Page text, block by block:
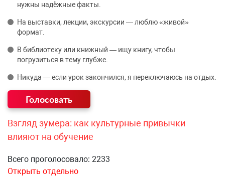
нужны надёжные факты.
На выставки, лекции, экскурсии — люблю «живой»
формат.
В библиотеку или книжный — ищу книгу, чтобы
погрузиться в тему глубже.
Никуда — если урок закончился, я переключаюсь на отдых.
Взгляд зумера: как культурные привычки
влияют на обучение
Всего проголосовало: 2233
Открыть отдельно